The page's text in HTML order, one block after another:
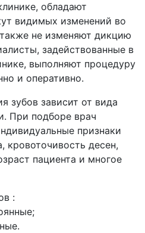
обладают
видимых изменений во
не изменяют дикцию
задействованные в
выполняют процедуру
и оперативно.
зубов зависит от вида
При подборе врач
признаки
кровоточивость десен,
пациента и многое
: